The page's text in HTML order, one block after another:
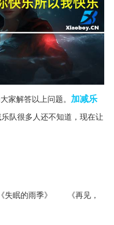
家解答以上问题。 加减乐
队很多人还不知道，现在让
眠的雨季》 《再见，